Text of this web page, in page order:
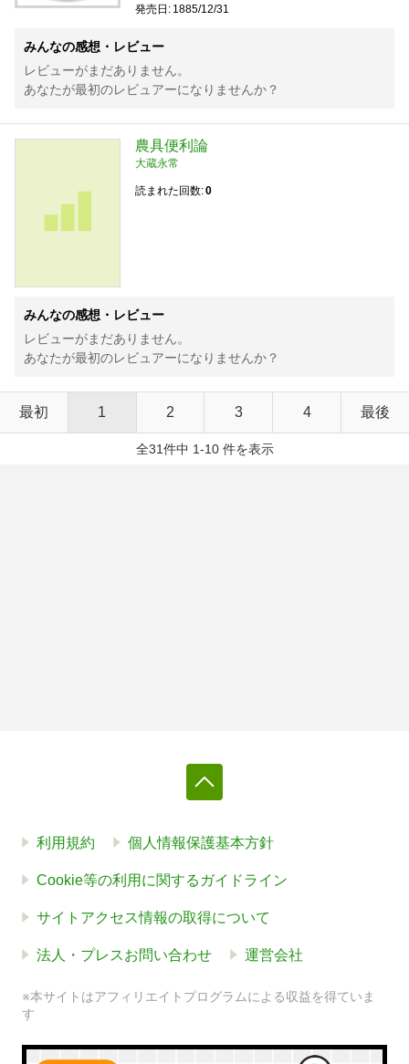
発売日
1885/12/31
みんなの感想・レビュー
レビューがまだありません。
あなたが最初のレビュアーになりませんか？
農具便利論
大蔵永常
読まれた回数 0
みんなの感想・レビュー
レビューがまだありません。
あなたが最初のレビュアーになりませんか？
最初 1 2 3 4 最後
全31件中 1-10 件を表示
利用規約 個人情報保護基本方針
Cookie等の利用に関するガイドライン
サイトアクセス情報の取得について
法人・プレスお問い合わせ 運営会社
※本サイトはアフィリエイトプログラムによる収益を得ていま
す